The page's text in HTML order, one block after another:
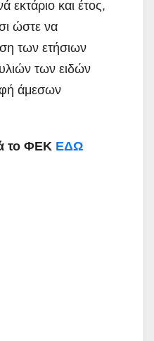
εκτάριο και έτος,
ώστε να
των ετήσιων
των ειδών
άμεσων
το ΦΕΚ ΕΔΩ